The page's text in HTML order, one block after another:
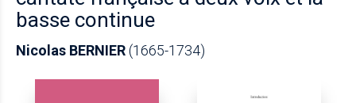
basse continue
Nicolas BERNIER(1665-1734)